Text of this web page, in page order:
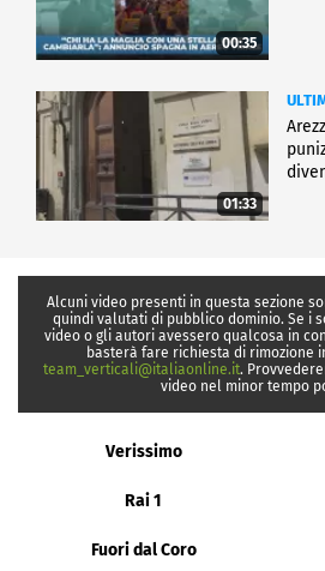
00:35
01:33
Alcuni video presenti in questa sezione
quindi valutati di pubblico dominio. Se i
video o gli autori avessero qualcosa in
basterà fare richiesta di rimozione
team_verticali@italiaonline.it.
video nel minor tempo
Verissimo
Rai 1
Fuori dal Coro